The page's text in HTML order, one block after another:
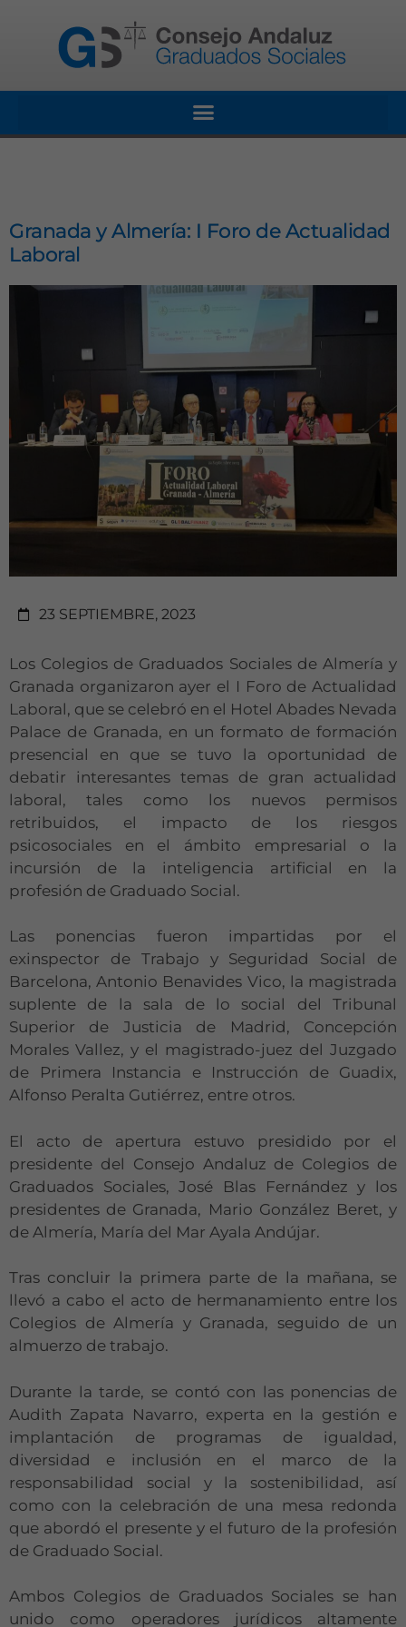
Granada y Almería: I Foro de Actualidad
Laboral
23 SEPTIEMBRE, 2023
Los Colegios de Graduados Sociales de Almería y
Granada organizaron ayer el I Foro de Actualidad
Laboral, que se celebró en el Hotel Abades Nevada
Palace de Granada, en un formato de formación
presencial en que se tuvo la oportunidad de
debatir interesantes temas de gran actualidad
laboral, tales como los nuevos permisos
retribuidos, el impacto de los riesgos
psicosociales en el ámbito empresarial o la
incursión de la inteligencia artificial en la
profesión de Graduado Social.
Las ponencias fueron impartidas por el
exinspector de Trabajo y Seguridad Social de
Barcelona, Antonio Benavides Vico, la magistrada
suplente de la sala de lo social del Tribunal
Superior de Justicia de Madrid, Concepción
Morales Vallez, y el magistrado-juez del Juzgado
de Primera Instancia e Instrucción de Guadix,
Alfonso Peralta Gutiérrez, entre otros.
El acto de apertura estuvo presidido por el
presidente del Consejo Andaluz de Colegios de
Graduados Sociales, José Blas Fernández y los
presidentes de Granada, Mario González Beret, y
de Almería, María del Mar Ayala Andújar.
Tras concluir la primera parte de la mañana, se
llevó a cabo el acto de hermanamiento entre los
Colegios de Almería y Granada, seguido de un
almuerzo de trabajo.
Durante la tarde, se contó con las ponencias de
Audith Zapata Navarro, experta en la gestión e
implantación de programas de igualdad,
diversidad e inclusión en el marco de la
responsabilidad social y la sostenibilidad, así
como con la celebración de una mesa redonda
que abordó el presente y el futuro de la profesión
de Graduado Social.
Ambos Colegios de Graduados Sociales se han
unido como operadores jurídicos altamente